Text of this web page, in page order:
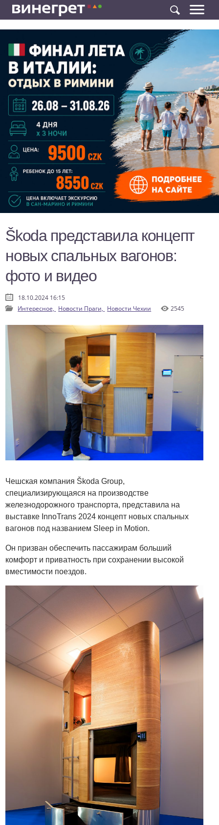
Škoda представила концепт
новых спальных вагонов:
фото и видео
18.10.2024 16:15
Интересное, Новости Праги, Новости Чехии 2545
Чешская компания Škoda Group,
специализирующаяся на производстве
железнодорожного транспорта, представила на
выставке InnoTrans 2024 концепт новых спальных
вагонов под названием Sleep in Motion.
Он призван обеспечить пассажирам больший
комфорт и приватность при сохранении высокой
вместимости поездов.